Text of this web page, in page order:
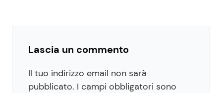
Lascia un commento
Il tuo indirizzo email non sarà
pubblicato. I campi obbligatori sono